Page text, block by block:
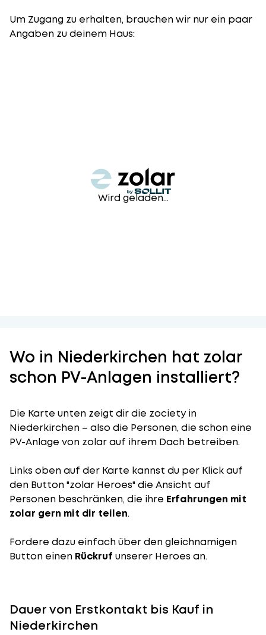
Um Zugang zu erhalten, brauchen wir nur ein paar
Angaben zu deinem Haus:
Wird geladen...
Wo in Niederkirchen hat zolar
schon PV-Anlagen installiert?
Die Karte unten zeigt dir die zociety in
Niederkirchen – also die Personen, die schon eine
PV-Anlage von zolar auf ihrem Dach betreiben.
Links oben auf der Karte kannst du per Klick auf
den Button "zolar Heroes" die Ansicht auf
Personen beschränken, die ihre Erfahrungen mit
zolar gern mit dir teilen.
Fordere dazu einfach über den gleichnamigen
Button einen Rückruf unserer Heroes an.
Dauer von Erstkontakt bis Kauf in
Niederkirchen